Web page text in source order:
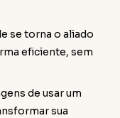
se torna o aliado
eficiente, sem
de usar um
sua